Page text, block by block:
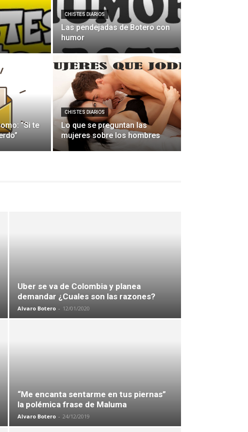
CHISTES DIARIOS
Las pendejadas de Botero con
humor
“Si te
CHISTES DIARIOS
Lo que se preguntan las
mujeres sobre los hombres
Uber se va de Colombia y planea
demandar ¿Cuales son las razones?
Alvaro Botero - 12/01/2020
“Me encanta sentarme en tus piernas”
la polémica frase de Maluma
Alvaro Botero - 24/12/2019